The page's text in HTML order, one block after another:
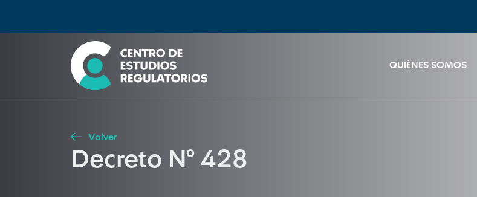
QUIÉNES SOMOS
Seleccione país
Buscar
Volver
Decreto N° 428